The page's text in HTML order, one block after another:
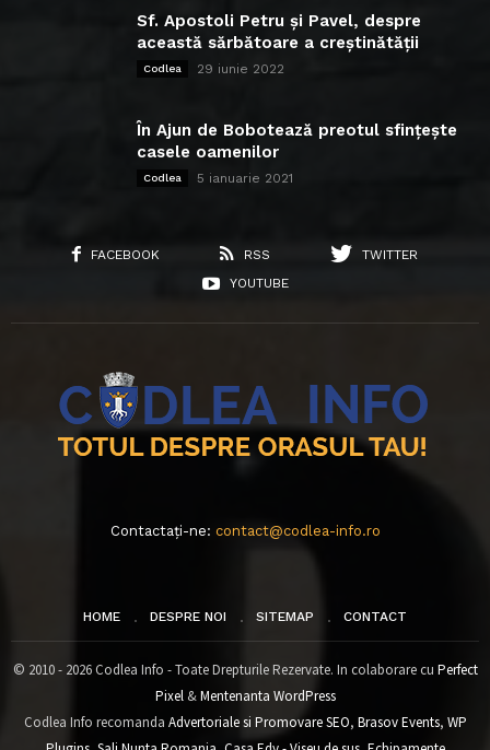
Sf. Apostoli Petru și Pavel, despre
această sărbătoare a creștinătății
Codlea 29 iunie 2022
În Ajun de Bobotează preotul sfințește
casele oamenilor
Codlea 5 ianuarie 2021
FACEBOOK RSS
TWITTER
YOUTUBE
Contactați-ne: contact@codlea-info.ro
HOME DESPRE NOI SITEMAP CONTACT
© 2010 - 2026 Codlea Info - Toate Drepturile Rezervate. In colaborare cu Perfect
Pixel&Mentenanta WordPress
Codlea Info recomanda Advertoriale si Promovare SEO, Brasov Events, WP